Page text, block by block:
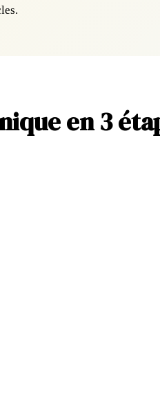
en 3